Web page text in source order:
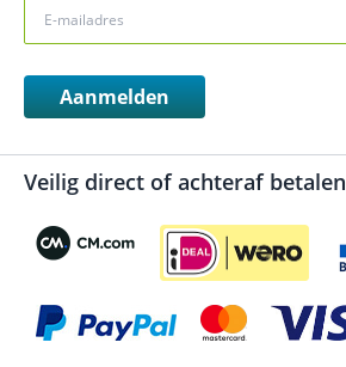
Aanmelden
Veilig direct of achteraf betalen